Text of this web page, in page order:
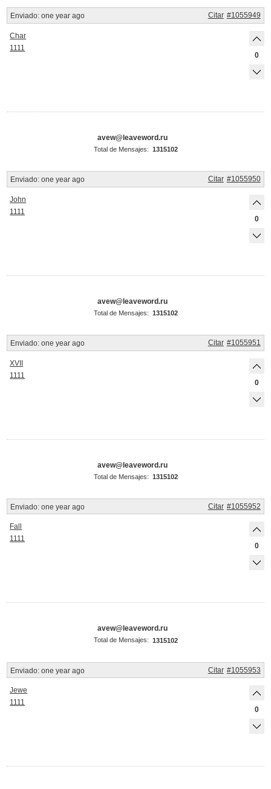
Enviado: one year ago #1055949
Citar
Char
1111
0
avew@leaveword.ru
Total de Mensajes: 1315102
Enviado: one year ago #1055950
Citar
John
1111
0
avew@leaveword.ru
Total de Mensajes: 1315102
Enviado: one year ago #1055951
Citar
XVII
1111
0
avew@leaveword.ru
Total de Mensajes: 1315102
Enviado: one year ago #1055952
Citar
Fall
1111
0
avew@leaveword.ru
Total de Mensajes: 1315102
Enviado: one year ago #1055953
Citar
Jewe
1111
0